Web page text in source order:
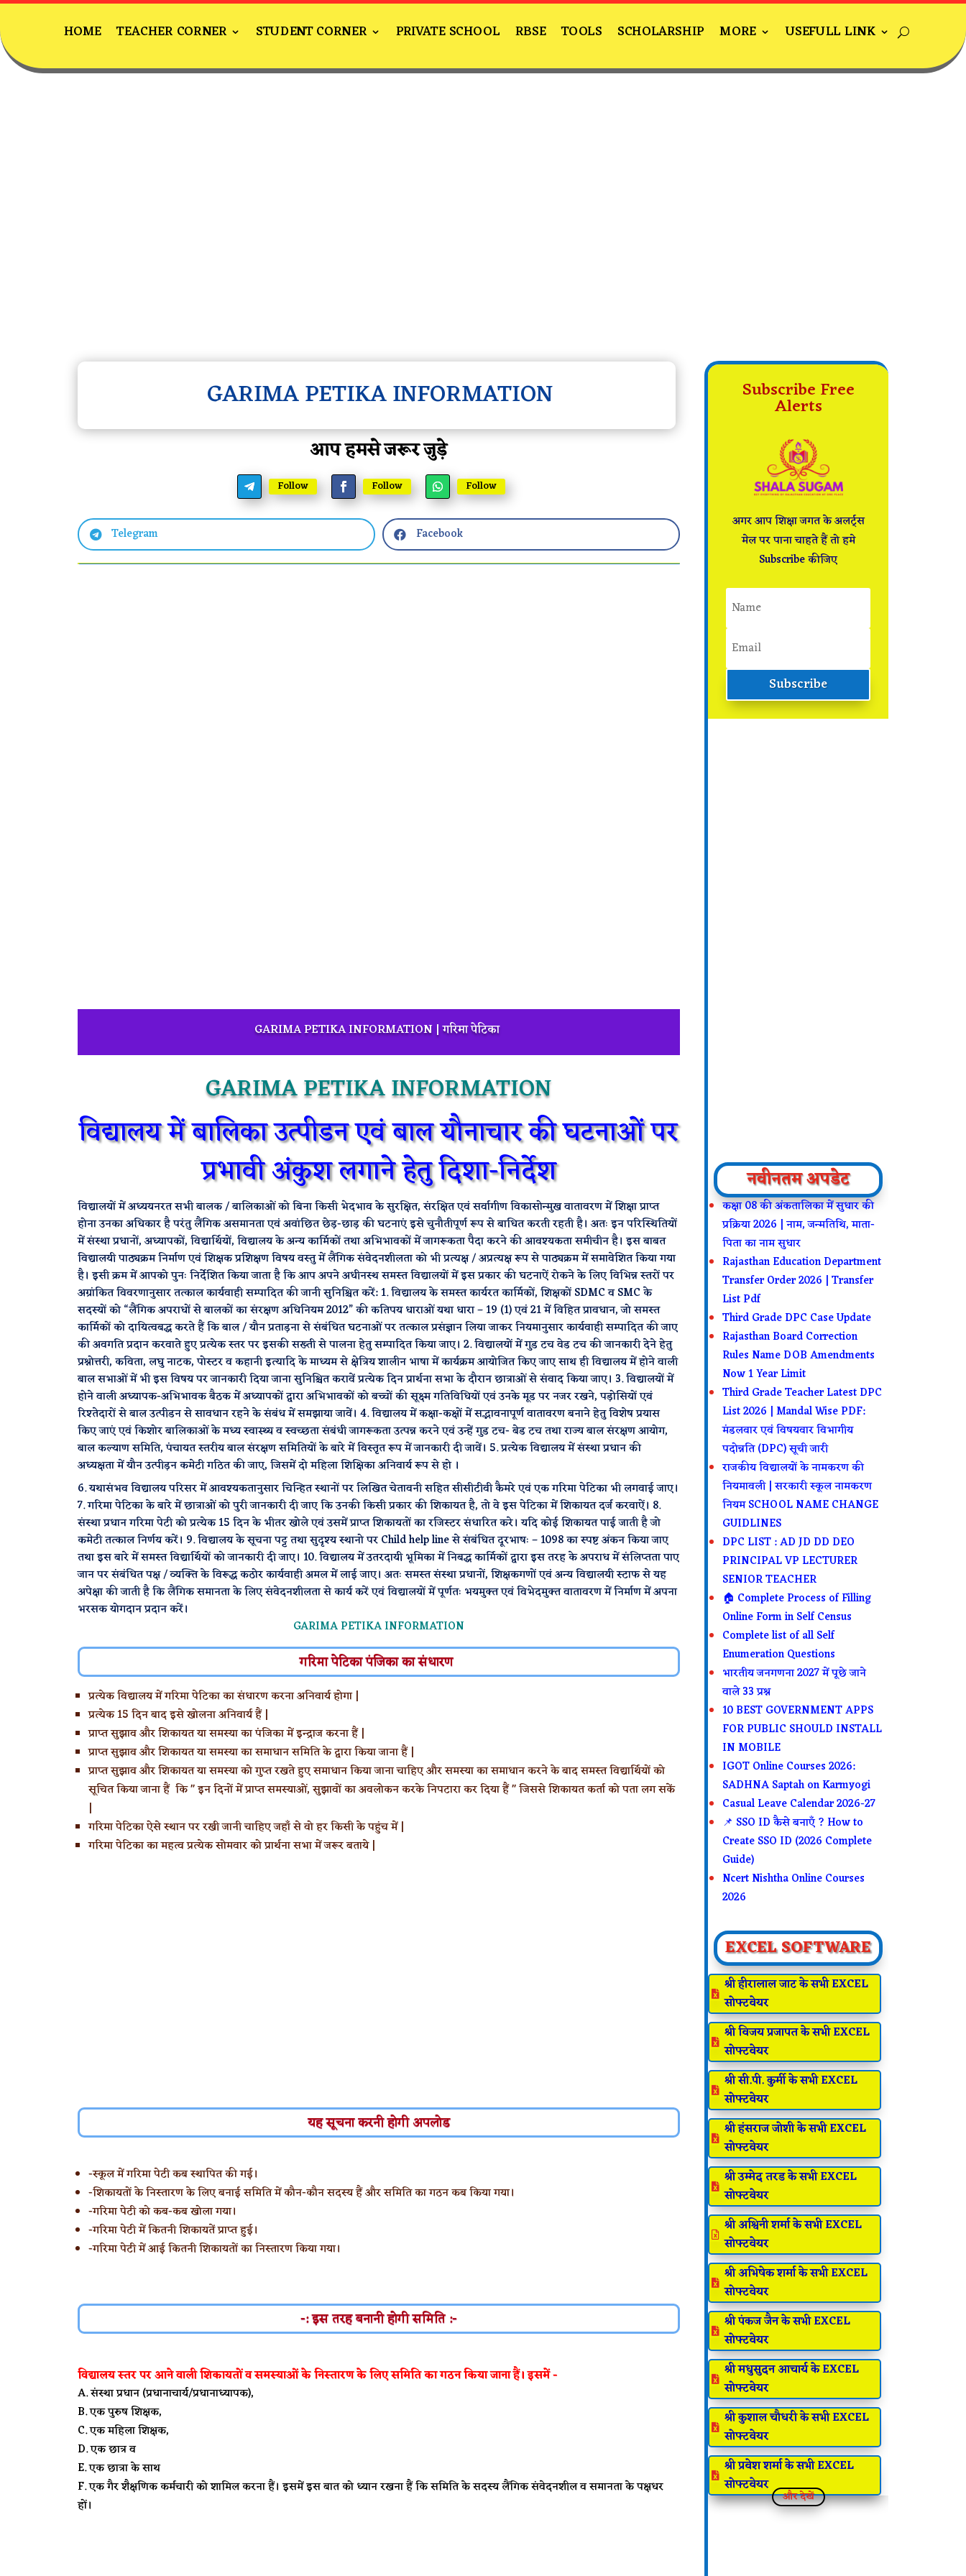
HOME TEACHER CORNER STUDENT CORNER PRIVATE SCHOOL RBSE TOOLS SCHOLARSHIP MORE USEFULL LINK
GARIMA PETIKA INFORMATION
आप हमसे जरूर जुड़े
Follow Follow Follow
 Telegram  Facebook
GARIMA PETIKA INFORMATION | गरिमा पेटिका
GARIMA PETIKA INFORMATION
विद्यालय में बालिका उत्पीडन एवं बाल यौनाचार की घटनाओं पर
प्रभावी अंकुश लगाने हेतु दिशा-निर्देश
विद्यालयों में अध्ययनरत सभी बालक / बालिकाओं को बिना किसी भेदभाव के सुरक्षित, संरक्षित एवं सर्वागीण विकासोन्मुख वातावरण में शिक्षा प्राप्त
होना उनका अधिकार है परंतु लैंगिक असमानता एवं अवांछित छेड़-छाड़ की घटनाएं इसे चुनौतीपूर्ण रूप से बाधित करती रहती है। अतः इन परिस्थितियों
में संस्था प्रधानों, अध्यापकों, विद्यार्थियों, विद्यालय के अन्य कार्मिकों तथा अभिभावकों में जागरूकता पैदा करने की आवश्यकता समीचीन है। इस बाबत
विद्यालयी पाठ्यक्रम निर्माण एवं शिक्षक प्रशिक्षण विषय वस्तु में लैंगिक संवेदनशीलता को भी प्रत्यक्ष / अप्रत्यक्ष रूप से पाठ्यक्रम में समावेशित किया गया
है। इसी क्रम में आपको पुनः निर्देशित किया जाता है कि आप अपने अधीनस्थ समस्त विद्यालयों में इस प्रकार की घटनाऐं रोकने के लिए विभिन्न स्तरों पर
अग्रांकित विवरणानुसार तत्काल कार्यवाही सम्पादित की जानी सुनिश्चित करें: 1. विद्यालय के समस्त कार्यरत कार्मिकों, शिक्षकों SDMC व SMC के
सदस्यों को “लैंगिक अपराधों से बालकों का संरक्षण अधिनियम 2012” की कतिपय धाराओं यथा धारा – 19 (1) एवं 21 में विहित प्रावधान, जो समस्त
कार्मिकों को दायित्वबद्ध करते हैं कि बाल / यौन प्रताड़ना से संबंधित घटनाओं पर तत्काल प्रसंज्ञान लिया जाकर नियमानुसार कार्यवाही सम्पादित की जाए
की अवगति प्रदान करवाते हुए प्रत्येक स्तर पर इसकी सख्ती से पालना हेतु सम्पादित किया जाए। 2. विद्यालयों में गुड टच वेड टच की जानकारी देने हेतु
प्रश्नोत्तरी, कविता, लघु नाटक, पोस्टर व कहानी इत्यादि के माध्यम से क्षेत्रिय शालीन भाषा में कार्यक्रम आयोजित किए जाए साथ ही विद्यालय में होने वाली
बाल सभाओं में भी इस विषय पर जानकारी दिया जाना सुनिश्चित करावें प्रत्येक दिन प्रार्थना सभा के दौरान छात्राओं से संवाद किया जाए। 3. विद्यालयों में
होने वाली अध्यापक-अभिभावक बैठक में अध्यापकों द्वारा अभिभावकों को बच्चों की सूक्ष्म गतिविधियों एवं उनके मूड पर नजर रखने, पड़ोसियों एवं
रिश्तेदारों से बाल उत्पीडन से सावधान रहने के संबंध में समझाया जावें। 4. विद्यालय में कक्षा-कक्षों में सद्भावनापूर्ण वातावरण बनाने हेतु विशेष प्रयास
किए जाएं एवं किशोर बालिकाओं के मध्य स्वास्थ्य व स्वच्छता संबंधी जागरूकता उत्पन्न करने एवं उन्हें गुड टच- बेड टच तथा राज्य बाल संरक्षण आयोग,
बाल कल्याण समिति, पंचायत स्तरीय बाल संरक्षण समितियों के बारे में विस्तृत रूप में जानकारी दी जावें। 5. प्रत्येक विद्यालय में संस्था प्रधान की
अध्यक्षता में यौन उत्पीड़न कमेटी गठित की जाए, जिसमें दो महिला शिक्षिका अनिवार्य रूप से हो ।
6. यथासंभव विद्यालय परिसर में आवश्यकतानुसार चिन्हित स्थानों पर लिखित चेतावनी सहित सीसीटीवी कैमरे एवं एक गरिमा पेटिका भी लगवाई जाए।
7. गरिमा पेटिका के बारे में छात्राओं को पुरी जानकारी दी जाए कि उनकी किसी प्रकार की शिकायत है, तो वे इस पेटिका में शिकायत दर्ज करवाऐं। 8.
संस्था प्रधान गरिमा पेटी को प्रत्येक 15 दिन के भीतर खोले एवं उसमें प्राप्त शिकायतों का रजिस्टर संधारित करे। यदि कोई शिकायत पाई जाती है जो
कमेटी तत्काल निर्णय करें। 9. विद्यालय के सूचना पट्ट तथा सुदृश्य स्थानो पर Child help line से संबंधित दूरभाषः – 1098 का स्पष्ट अंकन किया जाए
तथा इस बारे में समस्त विद्यार्थियों को जानकारी दी जाए। 10. विद्यालय में उतरदायी भूमिका में निबद्ध कार्मिकों द्वारा इस तरह के अपराध में संलिप्तता पाए
जान पर संबंधित पक्ष / व्यक्ति के विरूद्ध कठोर कार्यवाही अमल में लाई जाए। अतः समस्त संस्था प्रधानों, शिक्षकगणों एवं अन्य विद्यालयी स्टाफ से यह
अपेक्षा की जाती है कि लैंगिक समानता के लिए संवेदनशीलता से कार्य करें एवं विद्यालयों में पूर्णतः भयमुक्त एवं विभेदमुक्त वातावरण में निर्माण में अपना
भरसक योगदान प्रदान करें।
GARIMA PETIKA INFORMATION
गरिमा पेटिका पंजिका का संधारण
प्रत्येक विद्यालय में गरिमा पेटिका का संधारण करना अनिवार्य होगा |
प्रत्येक 15 दिन बाद इसे खोलना अनिवार्य हैं |
प्राप्त सुझाव और शिकायत या समस्या का पंजिका में इन्द्राज करना हैं |
प्राप्त सुझाव और शिकायत या समस्या का समाधान समिति के द्वारा किया जाना हैं |
प्राप्त सुझाव और शिकायत या समस्या को गुप्त रखते हुए समाधान किया जाना चाहिए और समस्या का समाधान करने के बाद समस्त विद्यार्थियों को
सूचित किया जाना हैं कि " इन दिनों में प्राप्त समस्याओं, सुझावों का अवलोकन करके निपटारा कर दिया हैं " जिससे शिकायत कर्ता को पता लग सकें
|
गरिमा पेटिका ऐसे स्थान पर रखी जानी चाहिए जहाँ से वो हर किसी के पहुंच में |
गरिमा पेटिका का महत्व प्रत्येक सोमवार को प्रार्थना सभा में जरूर बताये |
यह सूचना करनी होगी अपलोड
-स्कूल में गरिमा पेटी कब स्थापित की गई।
-शिकायतों के निस्तारण के लिए बनाई समिति में कौन-कौन सदस्य हैं और समिति का गठन कब किया गया।
-गरिमा पेटी को कब-कब खोला गया।
-गरिमा पेटी में कितनी शिकायतें प्राप्त हुई।
-गरिमा पेटी में आई कितनी शिकायतों का निस्तारण किया गया।
-: इस तरह बनानी होगी समिति :-
विद्यालय स्तर पर आने वाली शिकायतों व समस्याओं के निस्तारण के लिए समिति का गठन किया जाना हैं। इसमें -
संस्था प्रधान (प्रधानाचार्य/प्रधानाध्यापक),
एक पुरुष शिक्षक,
एक महिला शिक्षक,
एक छात्र व
एक छात्रा के साथ
एक गैर शैक्षणिक कर्मचारी को शामिल करना हैं। इसमें इस बात को ध्यान रखना हैं कि समिति के सदस्य लैंगिक संवेदनशील व समानता के पक्षधर
हों।
Subscribe Free
Alerts
अगर आप शिक्षा जगत के अलर्ट्स
मेल पर पाना चाहते हैं तो हमे
Subscribe कीजिए
Subscribe
नवीनतम अपडेट
कक्षा 08 की अंकतालिका में सुधार की
प्रक्रिया 2026 | नाम, जन्मतिथि, माता-
पिता का नाम सुधार
Rajasthan Education Department
Transfer Order 2026 | Transfer
List Pdf
Third Grade DPC Case Update
Rajasthan Board Correction
Rules Name DOB Amendments
Now 1 Year Limit
Third Grade Teacher Latest DPC
List 2026 | Mandal Wise PDF:
मंडलवार एवं विषयवार विभागीय
पदोन्नति (DPC) सूची जारी
राजकीय विद्यालयों के नामकरण की
नियमावली | सरकारी स्कूल नामकरण
नियम SCHOOL NAME CHANGE
GUIDLINES
DPC LIST : AD JD DD DEO
PRINCIPAL VP LECTURER
SENIOR TEACHER
🏠 Complete Process of Filling
Online Form in Self Census
Complete list of all Self
Enumeration Questions
भारतीय जनगणना 2027 में पूछे जाने
वाले 33 प्रश्न
10 BEST GOVERNMENT APPS
FOR PUBLIC SHOULD INSTALL
IN MOBILE
IGOT Online Courses 2026:
SADHNA Saptah on Karmyogi
Casual Leave Calendar 2026-27
📌 SSO ID कैसे बनाएँ ? How to
Create SSO ID (2026 Complete
Guide)
Ncert Nishtha Online Courses
2026
EXCEL SOFTWARE
 श्री हीरालाल जाट के सभी EXCEL
सोफ्टवेयर
 श्री विजय प्रजापत के सभी EXCEL
सोफ्टवेयर
 श्री सी.पी. कुर्मी के सभी EXCEL
सोफ्टवेयर
 श्री हंसराज जोशी के सभी EXCEL
सोफ्टवेयर
 श्री उम्मेद तरड के सभी EXCEL
सोफ्टवेयर
 श्री अश्विनी शर्मा के सभी EXCEL
सोफ्टवेयर
 श्री अभिषेक शर्मा के सभी EXCEL
सोफ्टवेयर
 श्री पंकज जैन के सभी EXCEL
सोफ्टवेयर
 श्री मधुसुदन आचार्य के EXCEL
सोफ्टवेयर
 श्री कुशाल चौधरी के सभी EXCEL
सोफ्टवेयर
 श्री प्रवेश शर्मा के सभी EXCEL
सोफ्टवेयर
और देखें